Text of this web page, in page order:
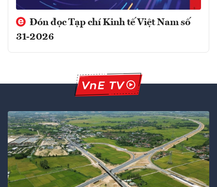
Đón đọc Tạp chí Kinh tế Việt Nam số
31-2026